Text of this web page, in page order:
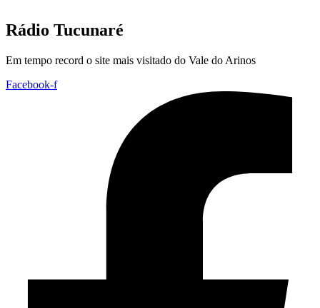
Rádio Tucunaré
Em tempo record o site mais visitado do Vale do Arinos
Facebook-f